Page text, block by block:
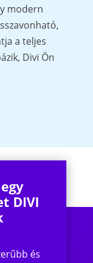
modern
a teljes
Divi Ön
DIVI
és